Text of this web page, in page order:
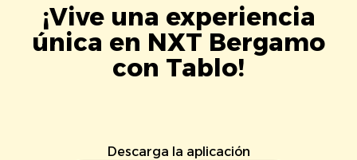
¡Vive una experiencia
única en NXT Bergamo
con Tablo!
Descarga la aplicación